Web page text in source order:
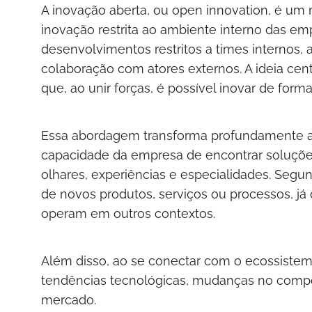
A inovação aberta, ou open innovation, é
inovação restrita ao ambiente interno das
desenvolvimentos restritos a times internos,
colaboração com atores externos. A ideia
que, ao unir forças, é possível inovar de
Essa abordagem transforma profundamente
capacidade da empresa de encontrar
olhares, experiências e especialidades.
de novos produtos, serviços ou processos,
operam em outros contextos.
Além disso, ao se conectar com o
tendências tecnológicas, mudanças no
mercado.